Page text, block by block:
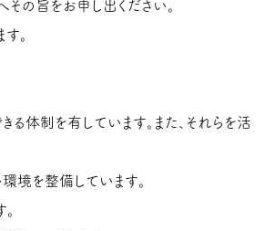
の旨をお申し出ください。
。
体制を有しています。また、それらを活
境を整備しています。